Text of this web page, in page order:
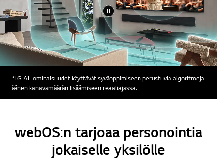
*LG AI -ominaisuudet käyttävät syväoppimiseen perustuvia algoritmeja
äänen kanavamäärän lisäämiseen reaaliajassa.
webOS:n tarjoaa personointia
jokaiselle yksilölle